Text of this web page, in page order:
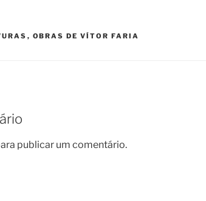
, OBRAS DE VÍTOR FARIA
publicar um comentário.